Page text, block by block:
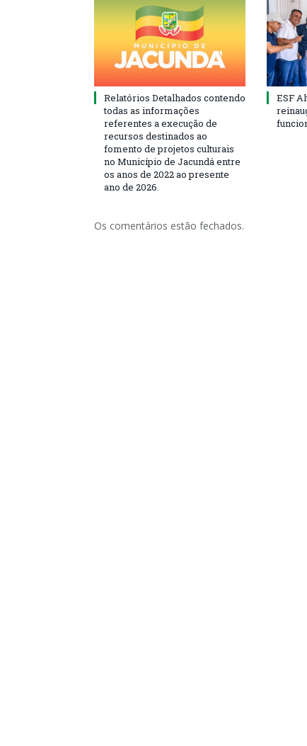
Relatórios Detalhados contendo
todas as informações
referentes a execução de
recursos destinados ao
fomento de projetos culturais
no Município de Jacundá entre
os anos de 2022 ao presente
ano de 2026.
ESF
Os comentários estão fechados.